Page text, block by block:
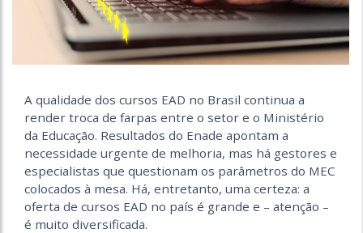
A qualidade dos cursos EAD no Brasil continua a
render troca de farpas entre o setor e o Ministério
da Educação. Resultados do Enade apontam a
necessidade urgente de melhoria, mas há gestores e
especialistas que questionam os parâmetros do MEC
colocados à mesa. Há, entretanto, uma certeza: a
oferta de cursos EAD no país é grande e – atenção –
é muito diversificada.